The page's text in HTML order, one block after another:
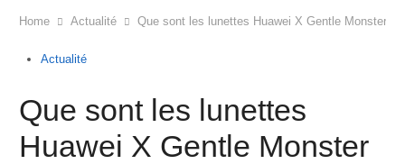
Home Actualité Que sont les lunettes Huawei X Gentle Monster II
Actualité
Que sont les lunettes
Huawei X Gentle Monster